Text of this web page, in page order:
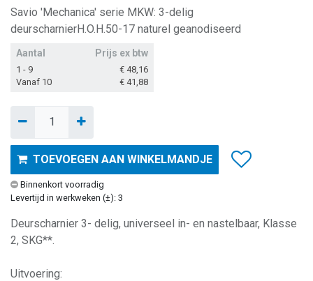
Savio 'Mechanica' serie MKW: 3-delig
deurscharnierH.O.H.50-17 naturel geanodiseerd
Aantal Prijs ex btw
1 - 9 € 48,16
Vanaf 10
€ 41,88
TOEVOEGEN AAN WINKELMANDJE
Binnenkort voorradig
Levertijd in werkweken (±): 3
Deurscharnier 3- delig, universeel in- en nastelbaar, Klasse
2, SKG**.
Uitvoering: